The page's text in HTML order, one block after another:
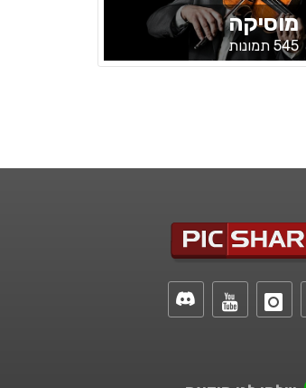
מוסיקה
545 תמונות